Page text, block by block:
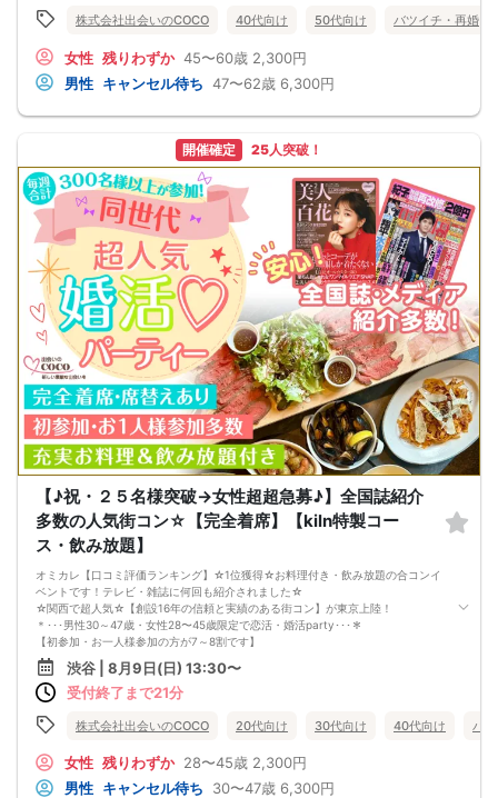
■□完全着席♪MCによる席がえあり！ ドラマのロケ地・結婚式の二次会の有名
嬉しい！お料理はビュッフェ形式ではなく、店員さんがご丁寧にお席までお持ち
いたします！
お店自慢のお料理を召し上がって頂きながら、ゆっくりと交流をお楽しみ頂きた
《ドラマのロケ地で有名な会場で完全着席PARTY》
落ち着いた空間での交流が楽しめます！
《一人参加、初参加大歓迎》
完全着席スタイルですのでひとりぼっちになることはありません！お一人様参加
者様同士の席の配置。
スタッフのフォローが人気の理由です。
《恋人、友人、人脈、必ず出会える！関西で超人気の飲み会！が東京上陸！》
□結婚がしたい
□恋人が欲しい
□友人を増やしたい
□人脈を広げたい
□日常に刺激が欲しい
□お酒が大好き
□楽しいことが大好き
□飲み会が大好き
□みんなでワイワイしたい人
□確実に出会える街コンに参加したい人
□一緒に合コン・コンパに行ける飲み友が欲しい人
□家と職場の往復の毎日を変えたい人
《シェフ自慢のコース料理》
皆様に満足していただけるように、お店と打ち合わせを重ね、こだわりのフード
を提供いただいております♪
心もお腹も満足していただけますよ♪
《フリードリンク(90L.O)》
☆店員さんがご丁寧に一杯ずつ手作り致します！
100種類以上の豊富なドリンクメニュー、変わり種ドリンクもご用意♪
□ビール（お店おすすめのクラフトビールとなります、お一人様一杯までとなり
ます）
□チューハイ
□ハイボール
□焼酎
□各種カクテル
□各種ソフトドリンク
【 服装 】
お気に入りの普段着でご参加ください。
【 参加定員数 】
30名様
🔳最小開催人数：2対2
株式会社出会いのCOCO 40代向け 50代向け バツイチ・再婚
女性 残りわずか 45〜60歳 2,300円
男性 キャンセル待ち 47〜62歳 6,300円
開催確定 25人突破！
【♪祝・２５名様突破→女性超超急募♪】全国誌紹介
多数の人気街コン☆【完全着席】【kiln特製コー
ス・飲み放題】
オミカレ【口コミ評価ランキング】☆1位獲得☆お料理付き・飲み放題の合コンイ
ベントです！テレビ・雑誌に何回も紹介されました☆
☆関西で超人気☆【創設16年の信頼と実績のある街コン】が東京上陸！
＊･･･男性30～47歳・女性28〜45歳限定で恋活・婚活party･･･＊
【初参加・お一人様参加の方が7～8割です】
安心してご参加ください♪
お一人様でも気軽に参加できるparty☆
当イベントスタッフが参加者様の立場に立って、最初から最後まで徹底的にサポ
■□完全着席♪MCによる席がえあり！ ドラマのロケ地・結婚式の二次会の有名
嬉しい！お料理はビュッフェ形式ではなく、店員さんがご丁寧にお席までお持ち
いたします！
お店自慢のお料理を召し上がって頂きながら、ゆっくりと交流をお楽しみ頂きた
渋谷 | 8月9日(日) 13:30〜
受付終了まで21分
株式会社出会いのCOCO 20代向け 30代向け 40代向け バ
女性 残りわずか 28〜45歳 2,300円
男性 キャンセル待ち 30〜47歳 6,300円